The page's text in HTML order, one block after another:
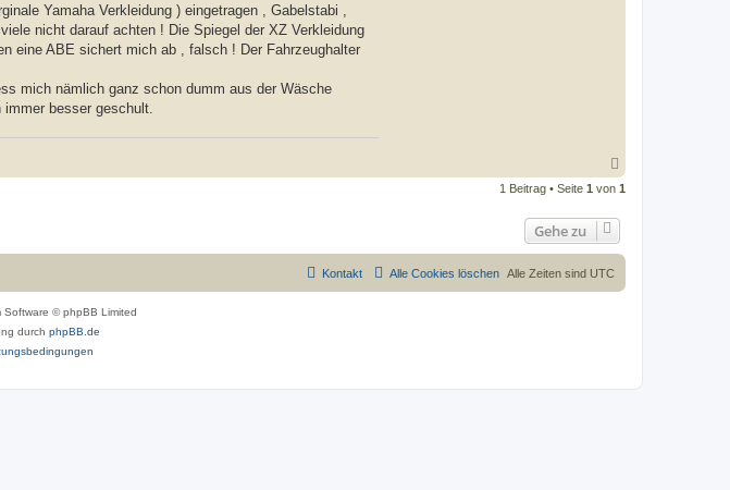
Yamaha Verkleidung ) eingetragen , Gabelstabi ,
nicht darauf achten ! Die Spiegel der XZ Verkleidung
eine ABE sichert mich ab , falsch ! Der Fahrzeughalter
mich nämlich ganz schon dumm aus der Wäsche
besser geschult.
c
e
1 Beitrag • Seite 1 von 1
Gehe zu
Alle Zeiten sind UTC
Alle Cookies löschen
Kontakt
Software © phpBB Limited
durch phpBB.de